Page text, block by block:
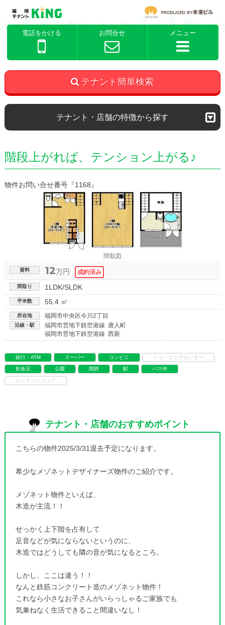
電話をかける お問合せ メニュー
テナント簡単検索
テナント・店舗の特徴から探す
階段上がれば、テンション上がる♪
物件お問い合せ番号『1168』
間取図
賃料 12万円
間取り 1LDK/SLDK
平米数 55.4 ㎡
所在地 福岡市中央区今川2丁目
沿線・駅
福岡市営地下鉄空港線 唐人町
福岡市営地下鉄空港線 西新
銀行・ATM スーパー コンビニ ショッピングセンター
飲食店 公園 閑静 駅 バス停
レンタルショップ
テナント・店舗のおすすめポイント
こちらの物件2025/3/31退去予定になります。
希少なメゾネットデザイナーズ物件のご紹介です。
メゾネット物件といえば、
木造が主流！！
せっかく上下階を占有して
足音などが気にならないというのに、
木造ではどうしても隣の音が気になるところ。
しかし、ここは違う！！
なんと鉄筋コンクリート造のメゾネット物件！
これなら小さなお子さんがいらっしゃるご家族でも
気兼ねなく生活できること間違いなし！